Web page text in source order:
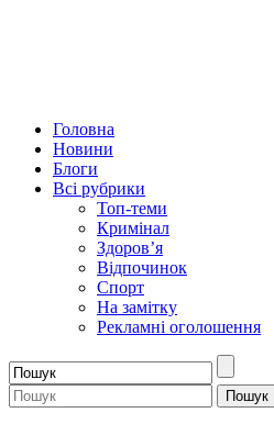
Головна
Новини
Блоги
Всі рубрики
Топ-теми
Кримінал
Здоров’я
Відпочинок
Спорт
На замітку
Рекламні оголошення